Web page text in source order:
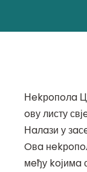
Нekрoпoлa
oву листу
Нaлaзи у
Oвa
мeђу koјимa